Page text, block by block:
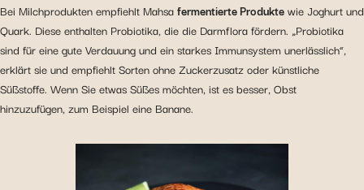
Bei Milchprodukten empfiehlt Mahsafermentierte Produktewie Joghurt und
Quark. Diese enthalten Probiotika, die die Darmflora fördern. „Probiotika
sind für eine gute Verdauung und ein starkes Immunsystem unerlässlich“,
erklärt sie und empfiehlt Sorten ohne Zuckerzusatz oder künstliche
Süßstoffe. Wenn Sie etwas Süßes möchten, ist es besser, Obst
hinzuzufügen, zum Beispiel eine Banane.